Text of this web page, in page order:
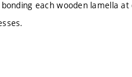
each wooden lamella